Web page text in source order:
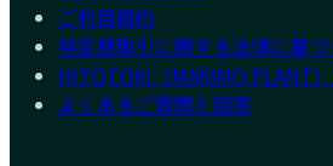
ご利用規約
特定商取引に関する法律に基
HITOTOKI（MAKIMO PLANT
よくあるご質問と回答